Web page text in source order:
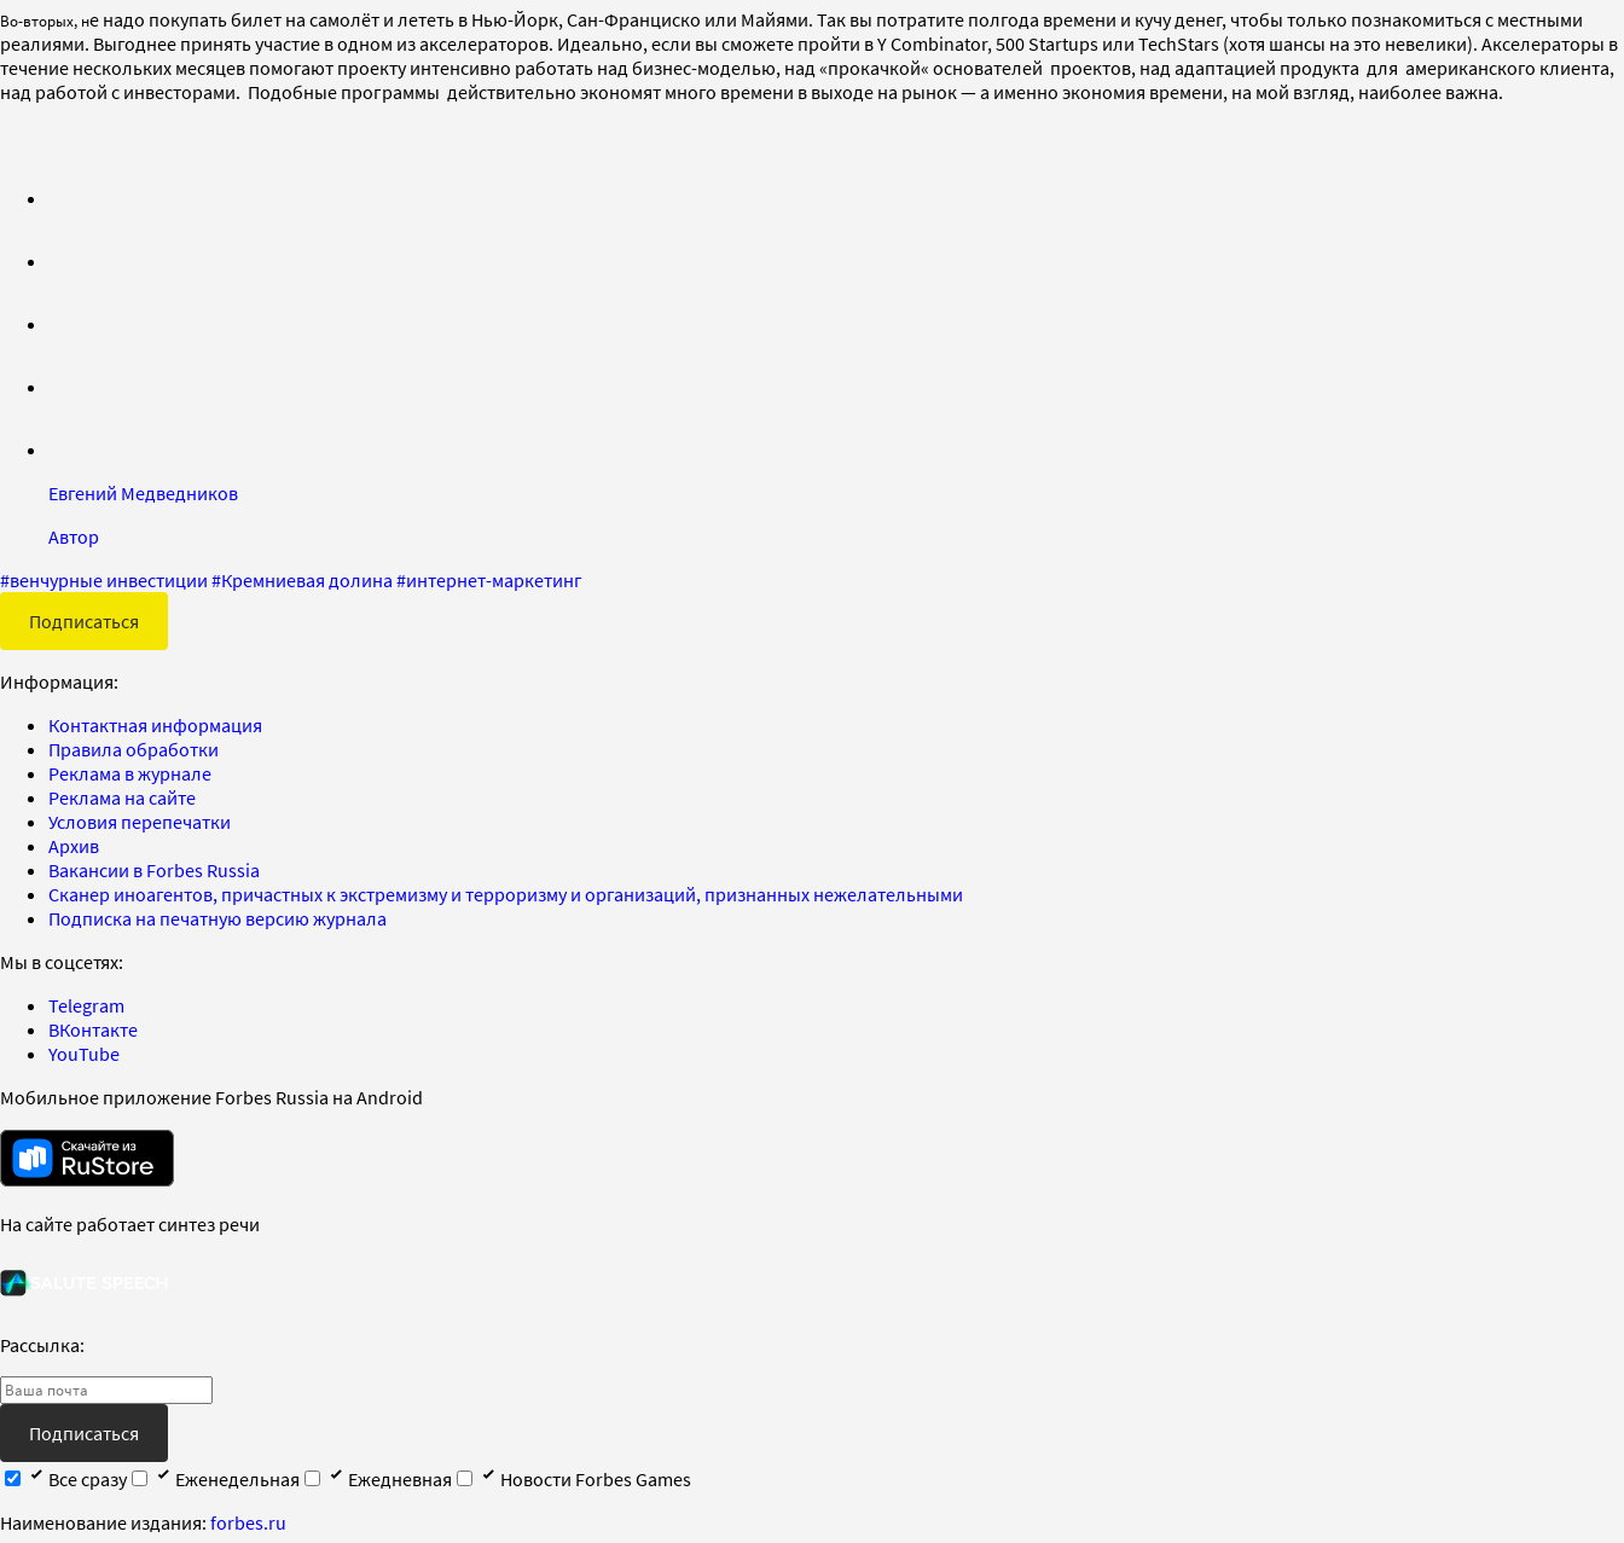
Во-вторых, не надо покупать билет на самолёт и лететь в Нью-Йорк, Сан-Франциско или Майями. Так вы потратите полгода времени и кучу денег, чтобы только познакомиться с местными
реалиями. Выгоднее принять участие в одном из акселераторов. Идеально, если вы сможете пройти в Y Combinator, 500 Startups или TechStars (хотя шансы на это невелики). Акселераторы в
течение нескольких месяцев помогают проекту интенсивно работать над бизнес-моделью, над «прокачкой« основателей проектов, над адаптацией продукта для американского клиента,
над работой с инвесторами. Подобные программы действительно экономят много времени в выходе на рынок — а именно экономия времени, на мой взгляд, наиболее важна.
Евгений Медведников
Автор
#венчурные инвестиции #Кремниевая долина #интернет-маркетинг
Подписаться
Информация:
Контактная информация
Правила обработки
Реклама в журнале
Реклама на сайте
Условия перепечатки
Архив
Вакансии в Forbes Russia
Сканер иноагентов, причастных к экстремизму и терроризму и организаций, признанных нежелательными
Подписка на печатную версию журнала
Мы в соцсетях:
Telegram
ВКонтакте
YouTube
Мобильное приложение Forbes Russia на Android
На сайте работает синтез речи
Рассылка:
Подписаться
Все сразу
Еженедельная Ежедневная
Новости Forbes Games
Наименование издания: forbes.ru